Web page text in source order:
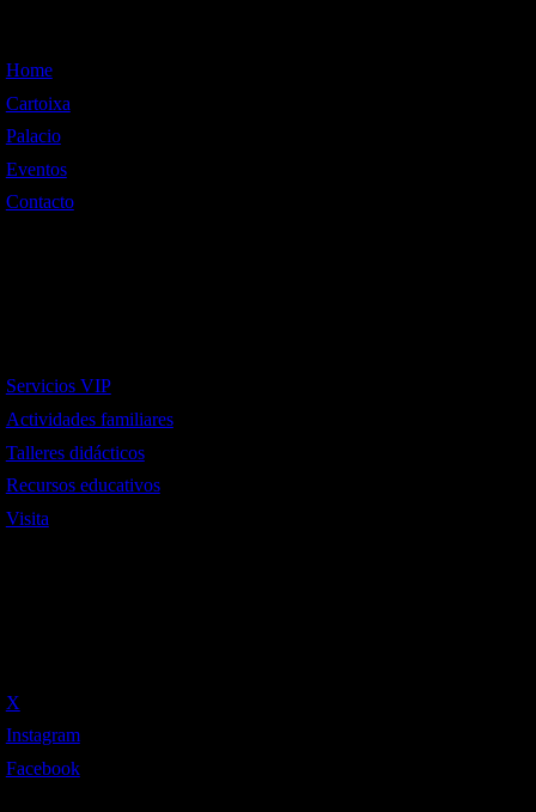
Home
Cartoixa
Palacio
Eventos
Contacto
Servicios VIP
Actividades familiares
Talleres didácticos
Recursos educativos
Visita
X
Instagram
Facebook